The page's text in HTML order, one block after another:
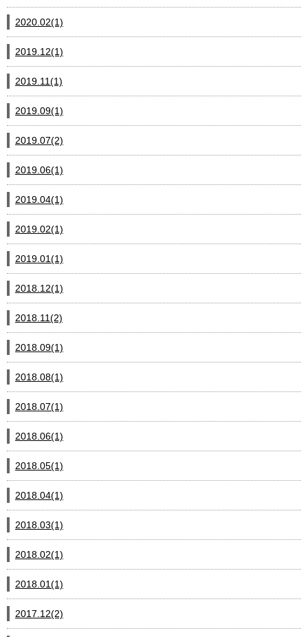
2020.02(1)
2019.12(1)
2019.11(1)
2019.09(1)
2019.07(2)
2019.06(1)
2019.04(1)
2019.02(1)
2019.01(1)
2018.12(1)
2018.11(2)
2018.09(1)
2018.08(1)
2018.07(1)
2018.06(1)
2018.05(1)
2018.04(1)
2018.03(1)
2018.02(1)
2018.01(1)
2017.12(2)